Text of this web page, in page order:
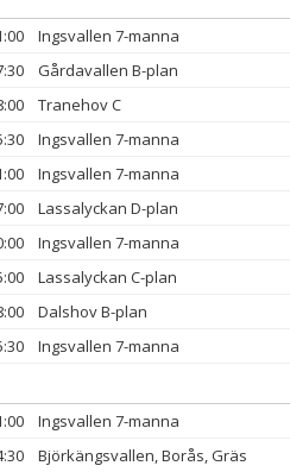
Ingsvallen 7-manna
Gårdavallen B-plan
Tranehov C
Ingsvallen 7-manna
Ingsvallen 7-manna
Lassalyckan D-plan
Ingsvallen 7-manna
Lassalyckan C-plan
Dalshov B-plan
Ingsvallen 7-manna
Ingsvallen 7-manna
Björkängsvallen, Borås, Gräs